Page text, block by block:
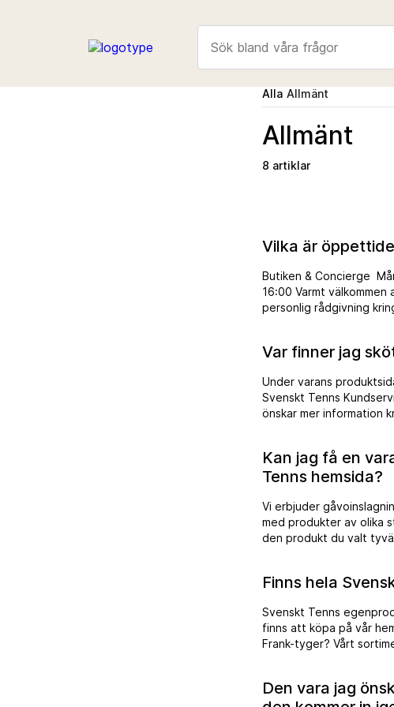
Alla Allmänt
Allmänt
8 artiklar
Vilka är
Butiken & Concierge
16:00 Varmt
personlig rådgivning
att besvara mejl inom
Var finner jag
Under varans
Svenskt Tenns
önskar mer information
Kan jag få en
Tenns hemsida?
Vi erbjuder
med produkter av olika
den produkt du valt
Finns hela
Svenskt Tenns
finns att köpa på vår
Frank-tyger? Vårt
Den vara jag